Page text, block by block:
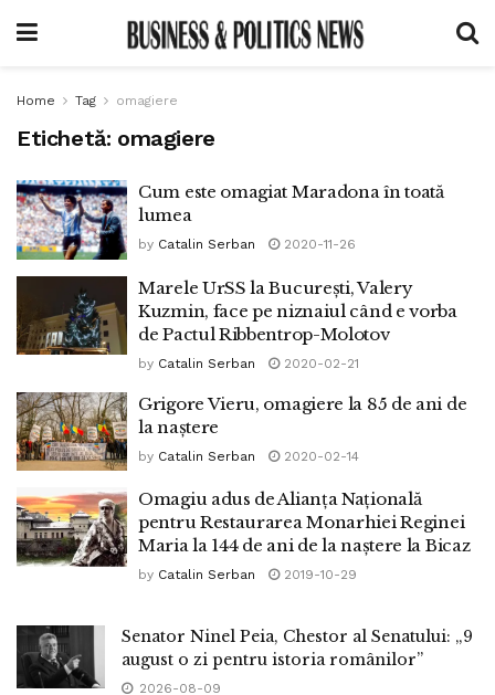
Home Tag omagiere
Etichetă: omagiere
Cum este omagiat Maradona în toată
lumea
by Catalin Serban 2020-11-26
Marele UrSS la București, Valery
Kuzmin, face pe niznaiul când e vorba
de Pactul Ribbentrop-Molotov
by Catalin Serban 2020-02-21
Grigore Vieru, omagiere la 85 de ani de
la naștere
by Catalin Serban 2020-02-14
Omagiu adus de Alianța Națională
pentru Restaurarea Monarhiei Reginei
Maria la 144 de ani de la naștere la Bicaz
by Catalin Serban 2019-10-29
Senator Ninel Peia, Chestor al Senatului: „9
august o zi pentru istoria românilor”
2026-08-09